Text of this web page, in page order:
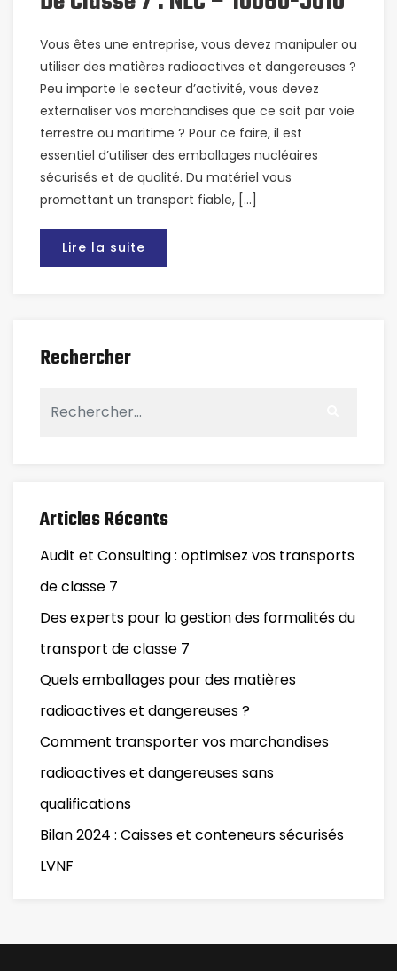
Vous êtes une entreprise, vous devez manipuler ou
utiliser des matières radioactives et dangereuses ?
Peu importe le secteur d’activité, vous devez
externaliser vos marchandises que ce soit par voie
terrestre ou maritime ? Pour ce faire, il est
essentiel d’utiliser des emballages nucléaires
sécurisés et de qualité. Du matériel vous
promettant un transport fiable, […]
Lire la suite
Rechercher
Articles Récents
Audit et Consulting : optimisez vos transports
de classe 7
Des experts pour la gestion des formalités du
transport de classe 7
Quels emballages pour des matières
radioactives et dangereuses ?
Comment transporter vos marchandises
radioactives et dangereuses sans
qualifications
Bilan 2024 : Caisses et conteneurs sécurisés
LVNF